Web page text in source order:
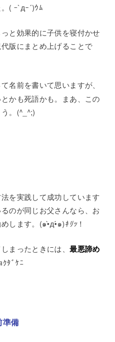
( ｰ`дｰ´)ｳﾑ
と効果的に子供を寝付かせ
版にまとめ上げることで
名前を書いて思いますが、
かも死語かも。まあ、この
。(^_^;)
を実践して成功しています
のが同じお父さんなら、お
します。 (๑•̀д•́๑)ｷﾘｯ！
まったときには、最悪諦め
ｸﾀﾞｹﾆ
準備